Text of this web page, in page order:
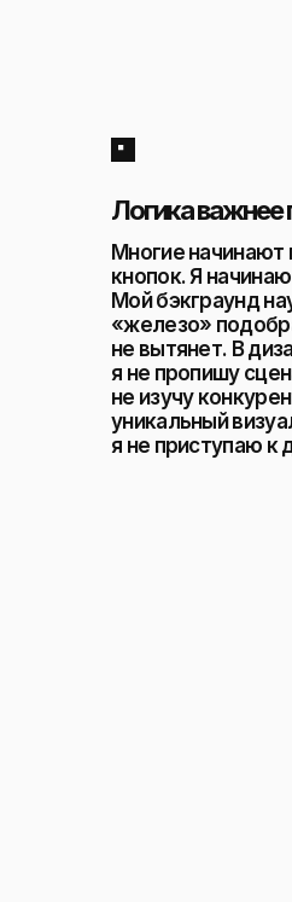
Многие начинают
кнопок. Я
Мой бэкграунд
«железо»
не вытянет. В
я не пропишу
не изучу
уникальный
я не приступаю к
Логика важнее